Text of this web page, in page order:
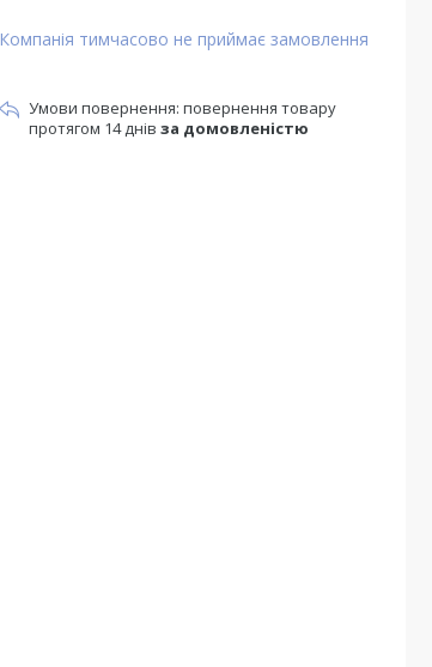
Компанія тимчасово не приймає замовлення
повернення товару
протягом 14 днів за домовленістю